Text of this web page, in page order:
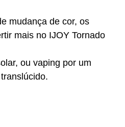
mudança de cor, os
mais no IJOY Tornado
ou vaping por um